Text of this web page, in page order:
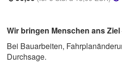
Wir bringen Menschen ans
Bei Bauarbeiten,
Durchsage.